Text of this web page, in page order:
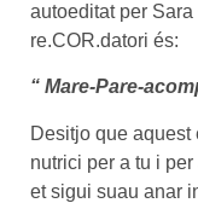
autoeditat per
re.COR.datori és:
“ Mare-Pare-
Desitjo que aquest
nutrici per a tu i
et sigui suau anar